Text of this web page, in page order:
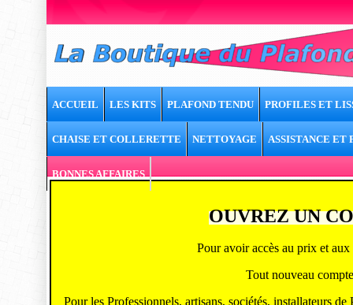
ACCUEIL LES KITS PLAFOND TENDU PROFILES ET
CHAISE ET COLLERETTE NETTOYAGE ASSISTANCE ET
BONNES AFFAIRES
OUVREZ UN
Pour avoir accès au prix et
Tout nouveau
Pour les Professionnels, artisans, sociétés, installateurs